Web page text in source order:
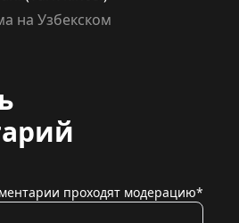
на Узбекском
проходят модерацию*